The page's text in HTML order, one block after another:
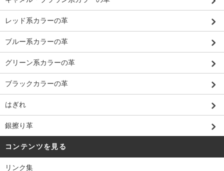
レッド系カラーの革
ブルー系カラーの革
グリーン系カラーの革
ブラックカラーの革
はぎれ
銀擦り革
コンテンツを見る
リンク集